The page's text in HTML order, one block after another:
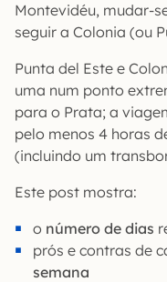
Montevidéu, mudar-
seguir a Colonia (ou
Punta del Este e
uma num ponto
para o Prata; a
pelo menos 4 horas
(incluindo um
Este post mostra:
o número de dias
prós e contras de
semana